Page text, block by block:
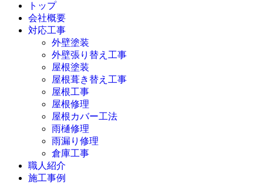
トップ
会社概要
対応工事
外壁塗装
外壁張り替え工事
屋根塗装
屋根葺き替え工事
屋根工事
屋根修理
屋根カバー工法
雨樋修理
雨漏り修理
倉庫工事
職人紹介
施工事例